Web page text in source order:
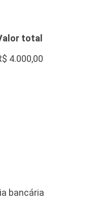
total
4.000,00
bancária